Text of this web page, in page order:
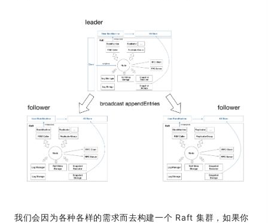
我们会因为各种各样的需求而去构建一个 Raft 集群，如果你